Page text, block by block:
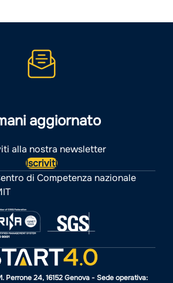
aggiornato
alla nostra newsletter
Iscriviti
di Competenza nazionale
Perrone 24, 16152 Genova - Sede operativa: